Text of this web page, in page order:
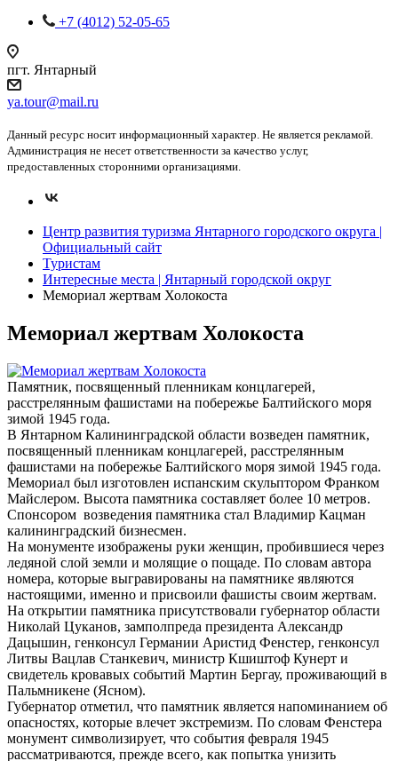
+7 (4012) 52-05-65
пгт. Янтарный
ya.tour@mail.ru
Данный ресурс носит информационный характер. Не является рекламой.
Администрация не несет ответственности за качество услуг,
предоставленных сторонними организациями.
Центр развития туризма Янтарного городского округа |
Официальный сайт
Туристам
Интересные места | Янтарный городской округ
Мемориал жертвам Холокоста
Мемориал жертвам Холокоста
Памятник, посвященный пленникам концлагерей,
расстрелянным фашистами на побережье Балтийского моря
зимой 1945 года.
В Янтарном Калининградской области возведен памятник,
посвященный пленникам концлагерей, расстрелянным
фашистами на побережье Балтийского моря зимой 1945 года.
Мемориал был изготовлен испанским скульптором Франком
Майслером. Высота памятника составляет более 10 метров.
Спонсором возведения памятника стал Владимир Кацман
калининградский бизнесмен.
На монументе изображены руки женщин, пробившиеся через
ледяной слой земли и молящие о пощаде. По словам автора
номера, которые выгравированы на памятнике являются
настоящими, именно и присвоили фашисты своим жертвам.
На открытии памятника присутствовали губернатор области
Николай Цуканов, замполпреда президента Александр
Дацышин, генконсул Германии Аристид Фенстер, генконсул
Литвы Вацлав Станкевич, министр Кшиштоф Кунерт и
свидетель кровавых событий Мартин Бергау, проживающий в
Пальмникене (Ясном).
Губернатор отметил, что памятник является напоминанием об
опасностях, которые влечет экстремизм. По словам Фенстера
монумент символизирует, что события февраля 1945
рассматриваются, прежде всего, как попытка унизить